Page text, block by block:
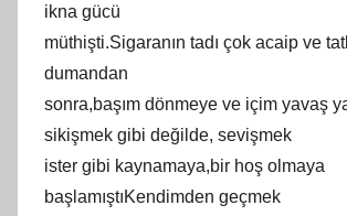
ikna gücü
müthişti.Sigaranın tadı çok acaip ve
dumandan
sonra,başım dönmeye ve içim yavaş
sikişmek gibi değilde, sevişmek
ister gibi kaynamaya,bir hoş olmaya
başlamıştıKendimden geçmek